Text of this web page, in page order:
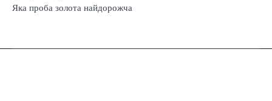
Яка проба золота найдорожча